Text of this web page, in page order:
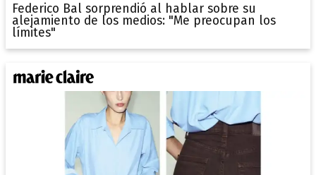
Federico Bal sorprendió al hablar sobre su
alejamiento de los medios: "Me preocupan los
límites"